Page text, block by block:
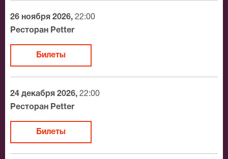
разные категории зрительного зала Ресторан Petter.
Если не удалось найти нужные билеты на Александр
подберем Вам лучшие места по доступной цене.
26 ноября 2026, 22:00
Ресторан Petter
Билеты
24 декабря 2026, 22:00
Ресторан Petter
Билеты